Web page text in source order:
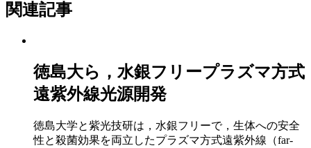
関連記事
徳島大ら，水銀フリープラズマ方式
遠紫外線光源開発
徳島大学と紫光技研は，水銀フリーで，生体への安全
性と殺菌効果を両立したプラズマ方式遠紫外線（far-